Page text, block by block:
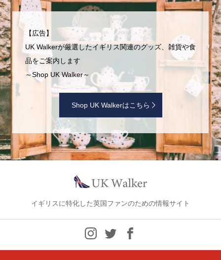
【広告】
UK Walkerが厳選したイギリス関連のグッズ、雑貨や食
品をご案内します
～Shop UK Walker～
Shop UK Walkerはこちら
イギリスに特化した英国ファンのための情報サイト